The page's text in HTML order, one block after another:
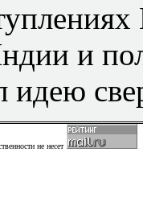
и
идею
не несет